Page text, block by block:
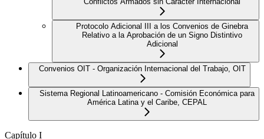
Protocolo Adicional III a los Convenios de Ginebra
Relativo a la Aprobación de un Signo Distintivo
Adicional
Convenios OIT - Organización Internacional del Trabajo, OIT
Sistema Regional Latinoamericano - Comisión Económica para
América Latina y el Caribe, CEPAL
Capítulo I